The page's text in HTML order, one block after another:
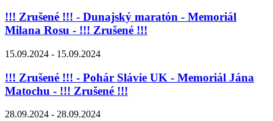
!!! Zrušené !!! - Dunajský maratón - Memoriál
Milana Rosu - !!! Zrušené !!!
15.09.2024 - 15.09.2024
!!! Zrušené !!! - Pohár Slávie UK - Memoriál Jána
Matochu - !!! Zrušené !!!
28.09.2024 - 28.09.2024